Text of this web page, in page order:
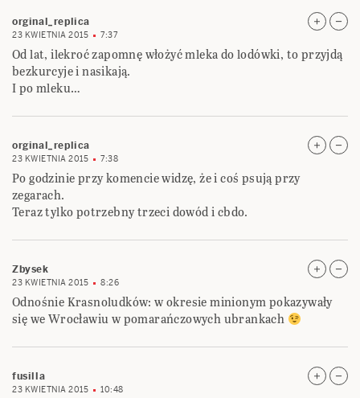
orginal_replica
23 KWIETNIA 2015 7:37
Od lat, ilekroć zapomnę włożyć mleka do lodówki, to przyjdą
bezkurcyje i nasikają.
I po mleku…
orginal_replica
23 KWIETNIA 2015 7:38
Po godzinie przy komencie widzę, że i coś psują przy
zegarach.
Teraz tylko potrzebny trzeci dowód i cbdo.
Zbysek
23 KWIETNIA 2015 8:26
Odnośnie Krasnoludków: w okresie minionym pokazywały
się we Wrocławiu w pomarańczowych ubrankach
fusilla
23 KWIETNIA 2015 10:48